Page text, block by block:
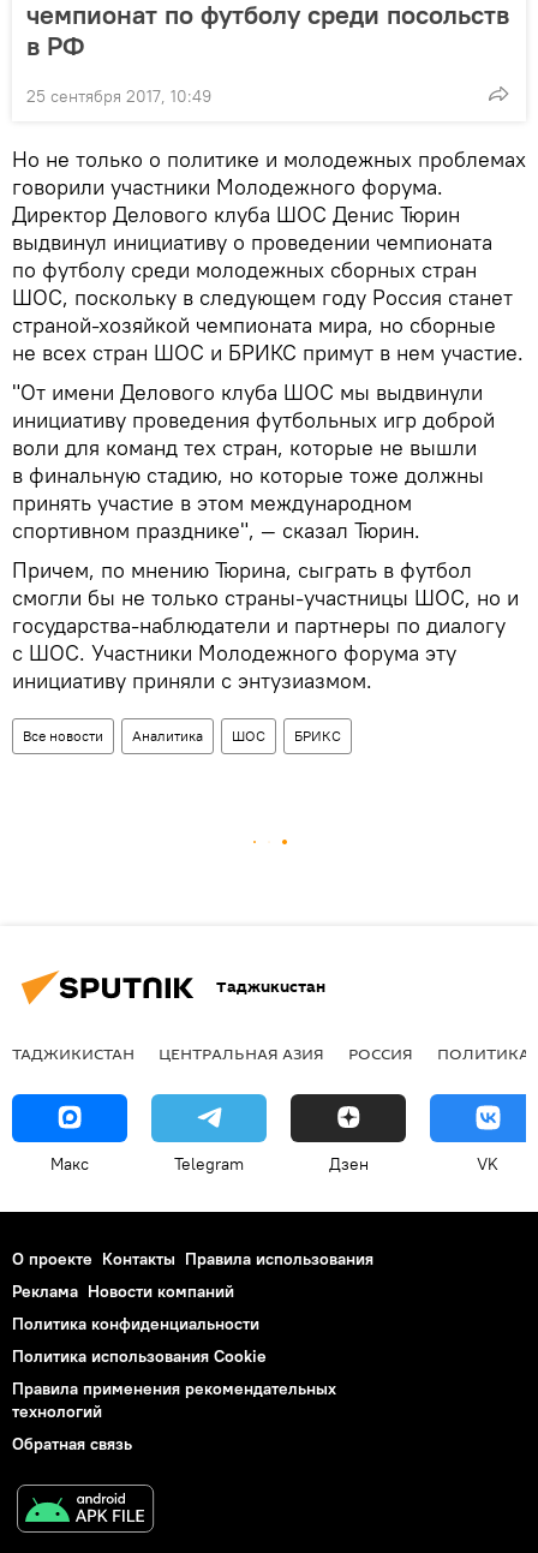
чемпионат по футболу среди посольств
в РФ
25 сентября 2017, 10:49
Но не только о политике и молодежных проблемах
говорили участники Молодежного форума.
Директор Делового клуба ШОС Денис Тюрин
выдвинул инициативу о проведении чемпионата
по футболу среди молодежных сборных стран
ШОС, поскольку в следующем году Россия станет
страной-хозяйкой чемпионата мира, но сборные
не всех стран ШОС и БРИКС примут в нем участие.
"От имени Делового клуба ШОС мы выдвинули
инициативу проведения футбольных игр доброй
воли для команд тех стран, которые не вышли
в финальную стадию, но которые тоже должны
принять участие в этом международном
спортивном празднике", — сказал Тюрин.
Причем, по мнению Тюрина, сыграть в футбол
смогли бы не только страны-участницы ШОС, но и
государства-наблюдатели и партнеры по диалогу
с ШОС. Участники Молодежного форума эту
инициативу приняли с энтузиазмом.
Все новости Аналитика ШОС БРИКС
Таджикистан
ТАДЖИКИСТАН ЦЕНТРАЛЬНАЯ АЗИЯ РОССИЯ ПОЛИТИКА
Макс Telegram Дзен VK
О проекте Контакты Правила использования
Реклама Новости компаний
Политика конфиденциальности
Политика использования Cookie
Правила применения рекомендательных
технологий
Обратная связь